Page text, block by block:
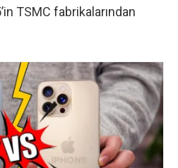
TSMC fabrikalarından